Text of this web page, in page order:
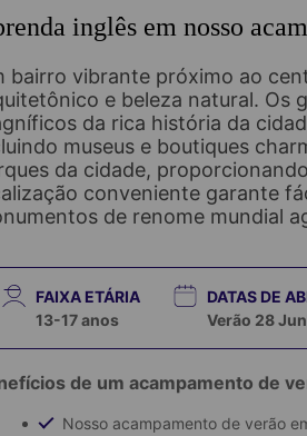
inglês em nosso
bairro vibrante próximo ao
e beleza natural. Os
da rica história da
museus e boutiques
da cidade,
conveniente garante
de renome mundial
FAIXA ETÁRIA
13-17anos
DATAS DE
Verão 28
de um acampamento de
Nosso acampamento de verão